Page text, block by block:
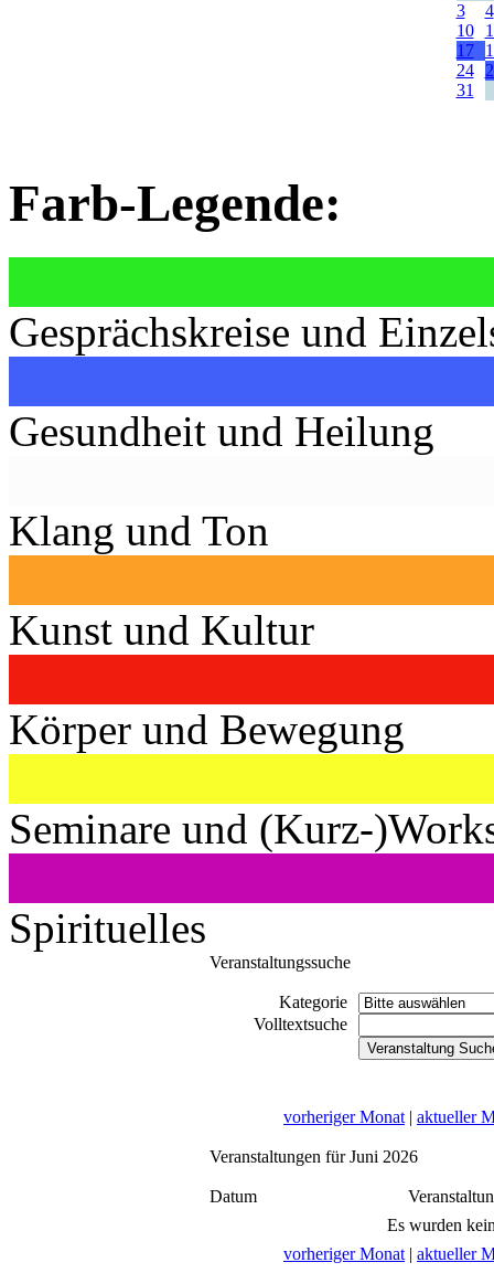
3
4
10
17
24
31
Farb-Legende:
Gesprächskreise und
Gesundheit und Heilung
Klang und Ton
Kunst und Kultur
Körper und Bewegung
Seminare und (Kurz-
Spirituelles
Veranstaltungssuche
Kategorie
Volltextsuche
vorheriger Monat | aktueller
Veranstaltungen für Juni 2026
Datum
Es wurden
vorheriger Monat | aktueller